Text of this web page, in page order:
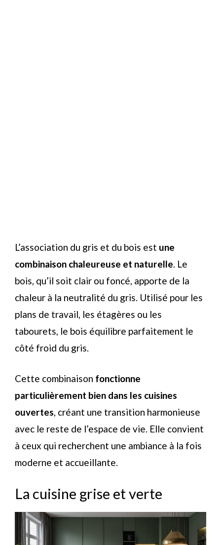
L’association du gris et du bois est une
combinaison chaleureuse et naturelle. Le
bois, qu’il soit clair ou foncé, apporte de la
chaleur à la neutralité du gris. Utilisé pour les
plans de travail, les étagères ou les
tabourets, le bois équilibre parfaitement le
côté froid du gris.
Cette combinaison fonctionne
particulièrement bien dans les cuisines
ouvertes, créant une transition harmonieuse
avec le reste de l’espace de vie. Elle convient
à ceux qui recherchent une ambiance à la fois
moderne et accueillante.
La cuisine grise et verte